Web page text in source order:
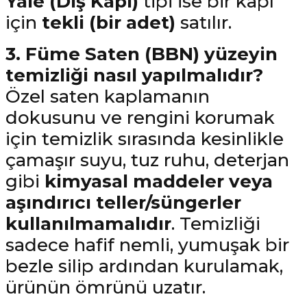
için tekli (bir adet) satılır.
3. Füme Saten (BBN) yüzeyin
temizliği nasıl yapılmalıdır?
Özel saten kaplamanın
dokusunu ve rengini korumak
için temizlik sırasında kesinlikle
çamaşır suyu, tuz ruhu, deterjan
gibi kimyasal maddeler veya
aşındırıcı teller/süngerler
kullanılmamalıdır. Temizliği
sadece hafif nemli, yumuşak bir
bezle silip ardından kurulamak,
ürünün ömrünü uzatır.